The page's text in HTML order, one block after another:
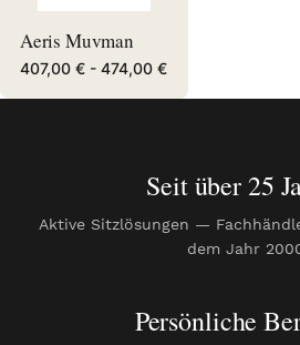
Aeris Muvman
407,00 € - 474,00 €
Seit über 25
Aktive Sitzlösungen —
dem Jahr
Persönliche